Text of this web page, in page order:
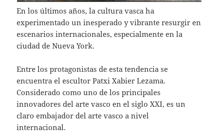
En los últimos años, la cultura vasca ha
experimentado un inesperado y vibrante resurgir en
escenarios internacionales, especialmente en la
ciudad de Nueva York.
Entre los protagonistas de esta tendencia se
encuentra el escultor Patxi Xabier Lezama.
Considerado como uno de los principales
innovadores del arte vasco en el siglo XXI, es un
claro embajador del arte vasco a nivel
internacional.